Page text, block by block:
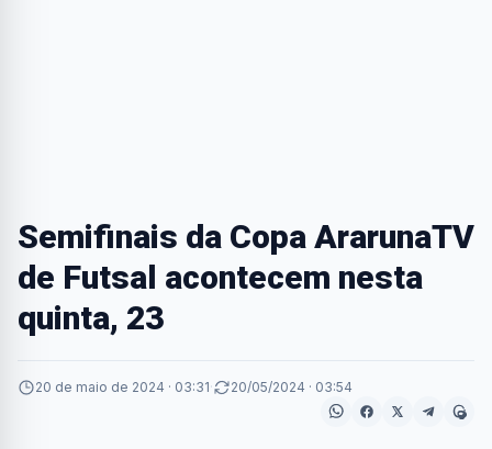
Semifinais da Copa ArarunaTV
de Futsal acontecem nesta
quinta, 23
20 de maio de 2024 · 03:31· 20/05/2024 · 03:54